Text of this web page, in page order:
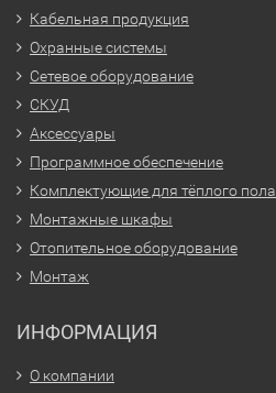
Кабельная продукция
Охранные системы
Сетевое оборудование
СКУД
Аксессуары
Программное обеспечение
Комплектующие для тёплого пола
Монтажные шкафы
Отопительное оборудование
Монтаж
ИНФОРМАЦИЯ
О компании